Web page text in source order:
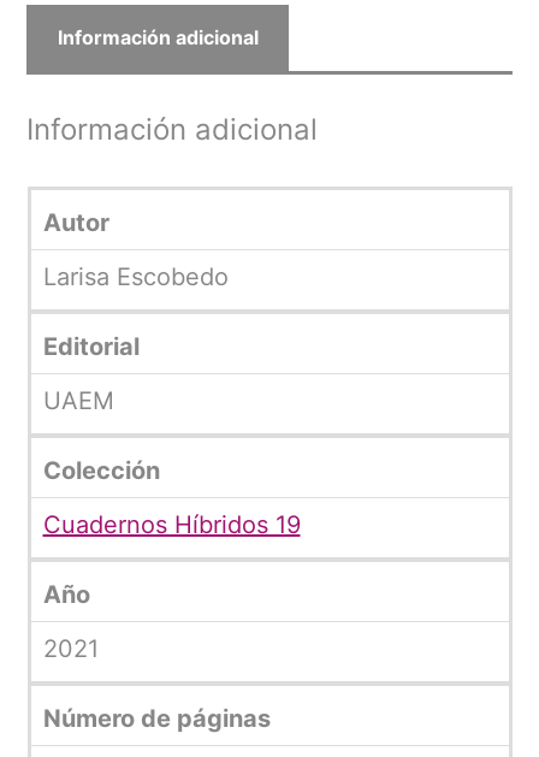
Información adicional
Información adicional
Autor
Larisa Escobedo
Editorial
UAEM
Colección
Cuadernos Híbridos 19
Año
2021
Número de páginas